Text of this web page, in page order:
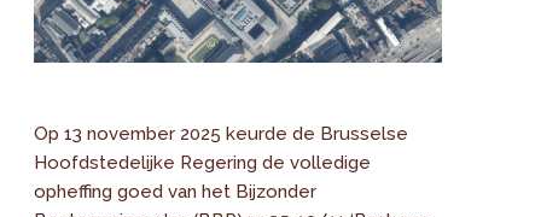
Op 13 november 2025 keurde de Brusselse
Hoofdstedelijke Regering de volledige
opheffing goed van het Bijzonder